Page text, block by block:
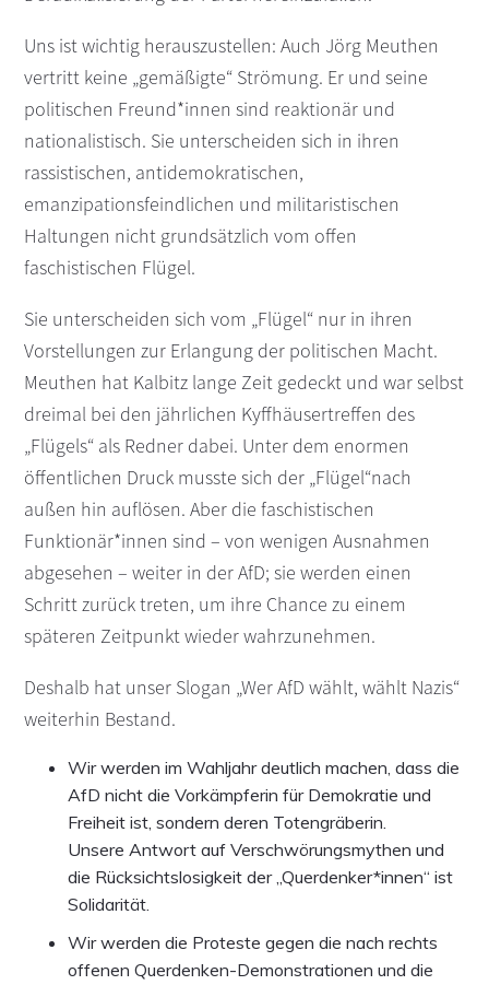
Uns ist wichtig herauszustellen: Auch Jörg Meuthen
vertritt keine „gemäßigte“ Strömung. Er und seine
politischen Freund*innen sind reaktionär und
nationalistisch. Sie unterscheiden sich in ihren
rassistischen, antidemokratischen,
emanzipationsfeindlichen und militaristischen
Haltungen nicht grundsätzlich vom offen
faschistischen Flügel.
Sie unterscheiden sich vom „Flügel“ nur in ihren
Vorstellungen zur Erlangung der politischen Macht.
Meuthen hat Kalbitz lange Zeit gedeckt und war selbst
dreimal bei den jährlichen Kyffhäusertreffen des
„Flügels“ als Redner dabei. Unter dem enormen
öffentlichen Druck musste sich der „Flügel“nach
außen hin auflösen. Aber die faschistischen
Funktionär*innen sind – von wenigen Ausnahmen
abgesehen – weiter in der AfD; sie werden einen
Schritt zurück treten, um ihre Chance zu einem
späteren Zeitpunkt wieder wahrzunehmen.
Deshalb hat unser Slogan „Wer AfD wählt, wählt Nazis“
weiterhin Bestand.
Wir werden im Wahljahr deutlich machen, dass die
AfD nicht die Vorkämpferin für Demokratie und
Freiheit ist, sondern deren Totengräberin.
Unsere Antwort auf Verschwörungsmythen und
die Rücksichtslosigkeit der „Querdenker*innen“ ist
Solidarität.
Wir werden die Proteste gegen die nach rechts
offenen Querdenken-Demonstrationen und die